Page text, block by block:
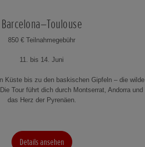
Barcelona–Toulouse
850 € Teilnahmegebühr
11. bis 14. Juni
Küste bis zu den baskischen Gipfeln – die wilde
Tour führt dich durch Montserrat, Andorra und
das Herz der Pyrenäen.
Details ansehen